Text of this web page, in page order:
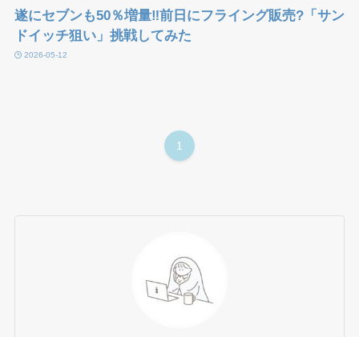
遂にセブンも50％増量‼前日にフライング販売?「サン
ドイッチ狙い」挑戦してみた
2026-05-12
1